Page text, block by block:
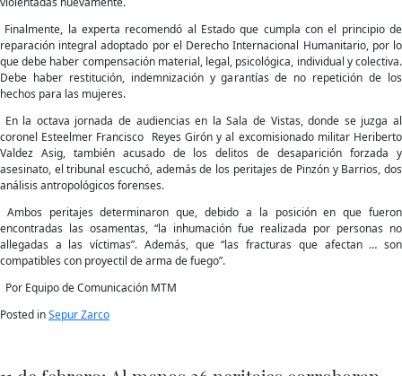
Finalmente, la experta recomendó al Estado que cumpla con el principio de
reparación integral adoptado por el Derecho Internacional Humanitario, por lo
que debe haber compensación material, legal, psicológica, individual y colectiva.
Debe haber restitución, indemnización y garantías de no repetición de los
hechos para las mujeres.
En la octava jornada de audiencias en la Sala de Vistas, donde se juzga al
coronel Esteelmer Francisco Reyes Girón y al excomisionado militar Heriberto
Valdez Asig, también acusado de los delitos de desaparición forzada y
asesinato, el tribunal escuchó, además de los peritajes de Pinzón y Barrios, dos
análisis antropológicos forenses.
Ambos peritajes determinaron que, debido a la posición en que fueron
encontradas las osamentas, “la inhumación fue realizada por personas no
allegadas a las víctimas”. Además, que “las fracturas que afectan … son
compatibles con proyectil de arma de fuego”.
Por Equipo de Comunicación MTM
Posted inSepur Zarco